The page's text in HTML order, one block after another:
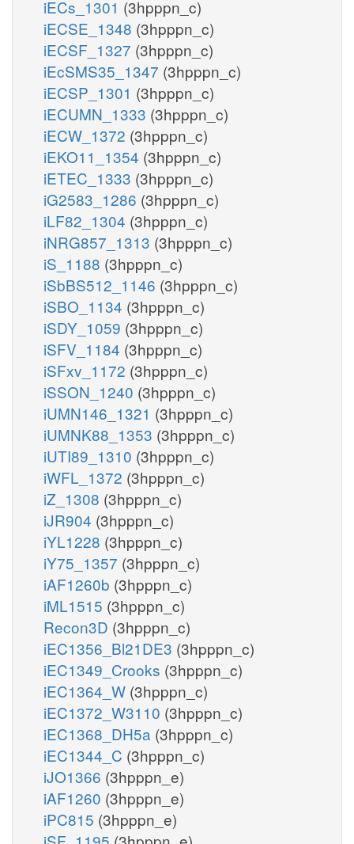
iECs_1301 (3hpppn_c)
iECSE_1348 (3hpppn_c)
iECSF_1327 (3hpppn_c)
iEcSMS35_1347 (3hpppn_c)
iECSP_1301 (3hpppn_c)
iECUMN_1333 (3hpppn_c)
iECW_1372 (3hpppn_c)
iEKO11_1354 (3hpppn_c)
iETEC_1333 (3hpppn_c)
iG2583_1286 (3hpppn_c)
iLF82_1304 (3hpppn_c)
iNRG857_1313 (3hpppn_c)
iS_1188 (3hpppn_c)
iSbBS512_1146 (3hpppn_c)
iSBO_1134 (3hpppn_c)
iSDY_1059 (3hpppn_c)
iSFV_1184 (3hpppn_c)
iSFxv_1172 (3hpppn_c)
iSSON_1240 (3hpppn_c)
iUMN146_1321 (3hpppn_c)
iUMNK88_1353 (3hpppn_c)
iUTI89_1310 (3hpppn_c)
iWFL_1372 (3hpppn_c)
iZ_1308 (3hpppn_c)
iJR904 (3hpppn_c)
iYL1228 (3hpppn_c)
iY75_1357 (3hpppn_c)
iAF1260b (3hpppn_c)
iML1515 (3hpppn_c)
Recon3D (3hpppn_c)
iEC1356_Bl21DE3 (3hpppn_c)
iEC1349_Crooks (3hpppn_c)
iEC1364_W (3hpppn_c)
iEC1372_W3110 (3hpppn_c)
iEC1368_DH5a (3hpppn_c)
iEC1344_C (3hpppn_c)
iJO1366 (3hpppn_e)
iAF1260 (3hpppn_e)
iPC815 (3hpppn_e)